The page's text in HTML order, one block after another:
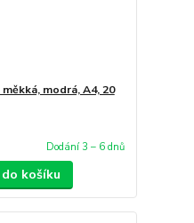
modrá, A4, 20
Dodání 3 – 6 dnů
košíku